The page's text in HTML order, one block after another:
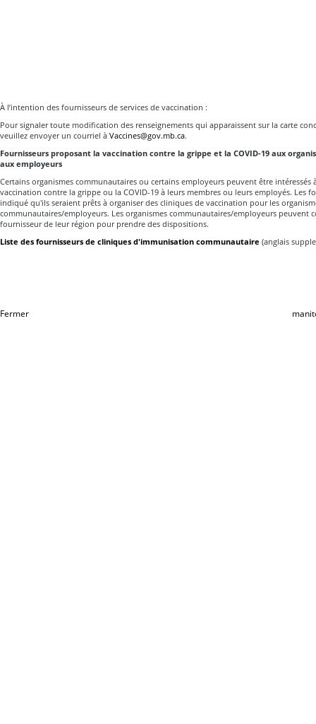
À l’intention des fournisseurs de services de vaccination :
Pour signaler toute modification des renseignements qui apparaissent sur la carte
veuillez envoyer un courriel à Vaccines@gov.mb.ca.
Fournisseurs proposant la vaccination contre la grippe et la COVID-19 aux
aux employeurs
Certains organismes communautaires ou certains employeurs peuvent être
vaccination contre la grippe ou la COVID-19 à leurs membres ou leurs employés. Les
indiqué qu'ils seraient prêts à organiser des cliniques de vaccination pour les
communautaires/employeurs. Les organismes communautaires/employeurs peuvent
fournisseur de leur région pour prendre des dispositions.
Liste des fournisseurs de cliniques d'immunisation communautaire (anglais
Fermer